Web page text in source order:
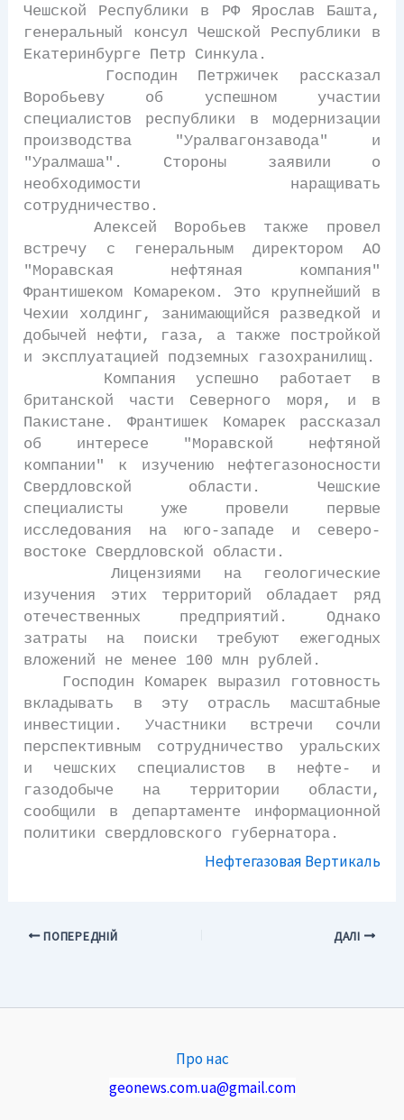
Чешской Республики в РФ Ярослав Башта,
генеральный консул Чешской Республики в
Екатеринбурге Петр Синкула.
Господин Петржичек рассказал
Воробьеву об успешном участии
специалистов республики в модернизации
производства "Уралвагонзавода" и
"Уралмаша". Стороны заявили о
необходимости наращивать
сотрудничество.
Алексей Воробьев также провел
встречу с генеральным директором АО
"Моравская нефтяная компания"
Франтишеком Комареком. Это крупнейший в
Чехии холдинг, занимающийся разведкой и
добычей нефти, газа, а также постройкой
и эксплуатацией подземных газохранилищ.
Компания успешно работает в
британской части Северного моря, и в
Пакистане. Франтишек Комарек рассказал
об интересе "Моравской нефтяной
компании" к изучению нефтегазоносности
Свердловской области. Чешские
специалисты уже провели первые
исследования на юго-западе и северо-
востоке Свердловской области.
Лицензиями на геологические
изучения этих территорий обладает ряд
отечественных предприятий. Однако
затраты на поиски требуют ежегодных
вложений не менее 100 млн рублей.
Господин Комарек выразил готовность
вкладывать в эту отрасль масштабные
инвестиции. Участники встречи сочли
перспективным сотрудничество уральских
и чешских специалистов в нефте- и
газодобыче на территории области,
сообщили в департаменте информационной
политики свердловского губернатора.
Нефтегазовая Вертикаль
ПОПЕРЕДНІЙ ДАЛІ
Про нас
geonews.com.ua@gmail.com